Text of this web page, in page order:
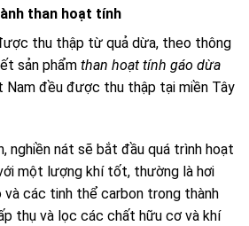
than hoạt tính
thu thập từ quả dừa, theo thông
sản phẩm than hoạt tính gáo dừa
đều được thu thập tại miền Tây
nghiền nát sẽ bắt đầu quá trình hoạt
một lượng khí tốt, thường là hơi
các tinh thể carbon trong thành
thụ và lọc các chất hữu cơ và khí